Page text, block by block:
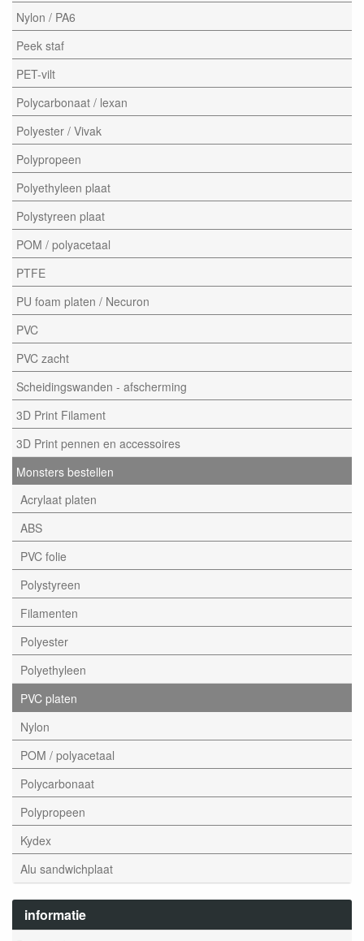
Nylon / PA6
Peek staf
PET-vilt
Polycarbonaat / lexan
Polyester / Vivak
Polypropeen
Polyethyleen plaat
Polystyreen plaat
POM / polyacetaal
PTFE
PU foam platen / Necuron
PVC
PVC zacht
Scheidingswanden - afscherming
3D Print Filament
3D Print pennen en accessoires
Monsters bestellen
Acrylaat platen
ABS
PVC folie
Polystyreen
Filamenten
Polyester
Polyethyleen
PVC platen
Nylon
POM / polyacetaal
Polycarbonaat
Polypropeen
Kydex
Alu sandwichplaat
informatie